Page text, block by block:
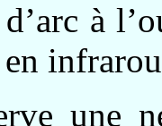
à
une